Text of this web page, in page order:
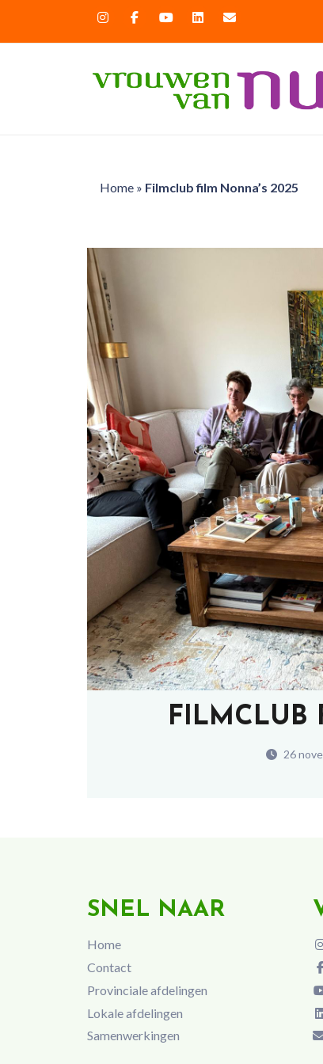
Home» Filmclub film Nonna’s 2025
FILMCLUB
26
SNEL NAAR
Home
Contact
Provinciale afdelingen
Lokale afdelingen
Samenwerkingen